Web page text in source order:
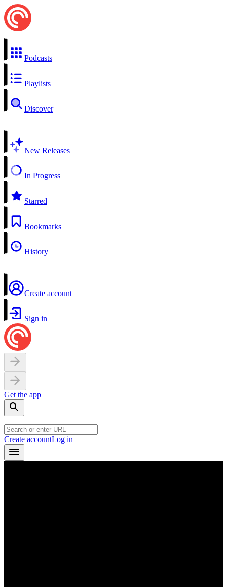
Podcasts
Playlists
Discover
New Releases
In Progress
Starred
Bookmarks
History
Create account
Sign in
Get the app
Create accountLog in